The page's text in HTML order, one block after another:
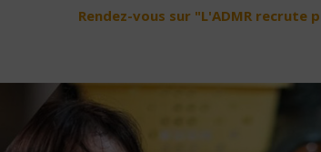
Rendez-vous sur "L'ADMR recrute